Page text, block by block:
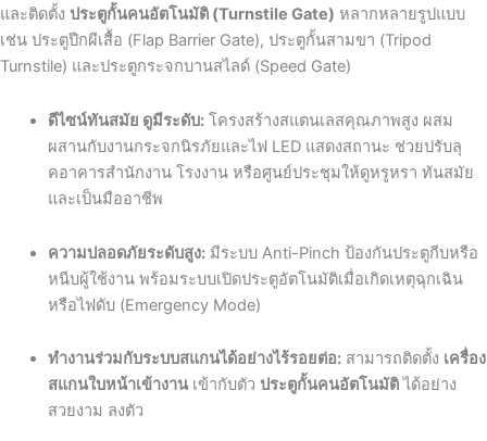
และติดตั้ง ประตูกั้นคนอัตโนมัติ (Turnstile Gate) หลากหลายรูปแบบ
เช่น ประตูปีกผีเสื้อ (Flap Barrier Gate), ประตูกั้นสามขา (Tripod
Turnstile) และประตูกระจกบานสไลด์ (Speed Gate)
ดีไซน์ทันสมัย ดูมีระดับ:โครงสร้างสแตนเลสคุณภาพสูง ผสม
ผสานกับงานกระจกนิรภัยและไฟ LED แสดงสถานะ ช่วยปรับลุ
คอาคารสำนักงาน โรงงาน หรือศูนย์ประชุมให้ดูหรูหรา ทันสมัย
และเป็นมืออาชีพ
ความปลอดภัยระดับสูง:มีระบบ Anti-Pinch ป้องกันประตูกีบหรือ
หนีบผู้ใช้งาน พร้อมระบบเปิดประตูอัตโนมัติเมื่อเกิดเหตุฉุกเฉิน
หรือไฟดับ (Emergency Mode)
ทำงานร่วมกับระบบสแกนได้อย่างไร้รอยต่อ:สามารถติดตั้ง เครื่อง
สแกนใบหน้าเข้างานเข้ากับตัว ประตูกั้นคนอัตโนมัติได้อย่าง
สวยงาม ลงตัว